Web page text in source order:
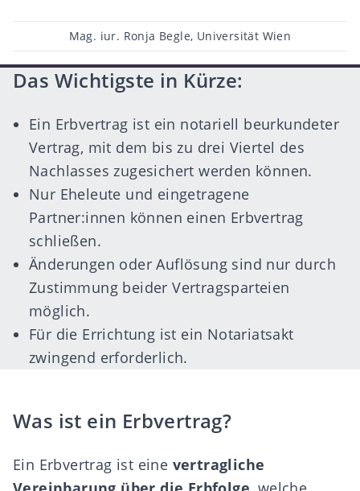
Post
author
Mag. iur. Ronja Begle, Universität Wien
Das Wichtigste in Kürze:
Ein Erbvertrag ist ein notariell beurkundeter
Vertrag, mit dem bis zu drei Viertel des
Nachlasses zugesichert werden können.
Nur Eheleute und eingetragene
Partner:innen können einen Erbvertrag
schließen.
Änderungen oder Auflösung sind nur durch
Zustimmung beider Vertragsparteien
möglich.
Für die Errichtung ist ein Notariatsakt
zwingend erforderlich.
Was ist ein Erbvertrag?
Ein Erbvertrag ist eine vertragliche